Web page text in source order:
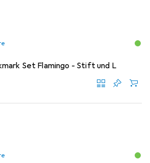
Set Flamingo - Stift und L